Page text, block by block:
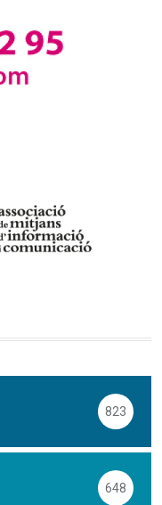
823
648